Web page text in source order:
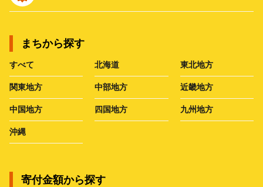
まちから探す
すべて 北海道 東北地方
関東地方 中部地方 近畿地方
中国地方 四国地方 九州地方
沖縄
寄付金額から探す